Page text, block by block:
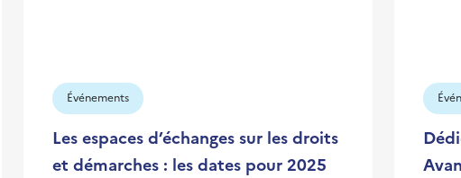
Événements
Les espaces d’échanges sur les droits
et démarches : les dates pour 2025